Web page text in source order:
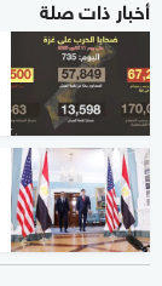
أخبار ذات صلة